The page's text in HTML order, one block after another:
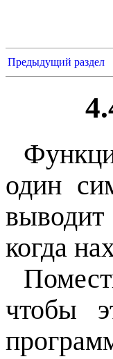
Предыдущий раздел
один
когда
чтобы